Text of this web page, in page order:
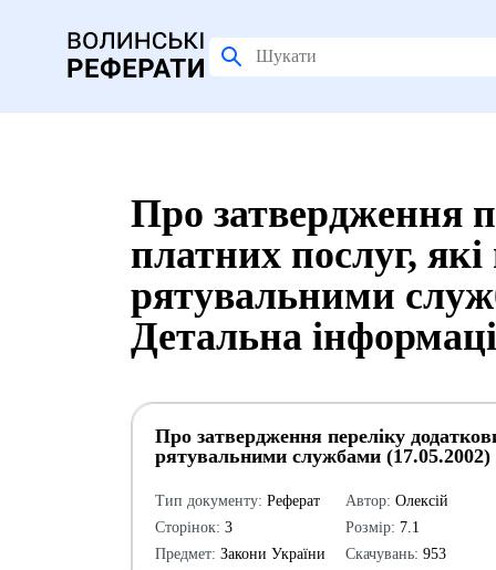
Про затвердження
платних послуг,
рятувальними
Детальна
Про затвердження переліку
рятувальними службами (17.05.2002)
Тип документу: Реферат
Сторінок: 3
Предмет: Закони України
Автор: Олексій
Розмір: 7.1
Скачувань: 953